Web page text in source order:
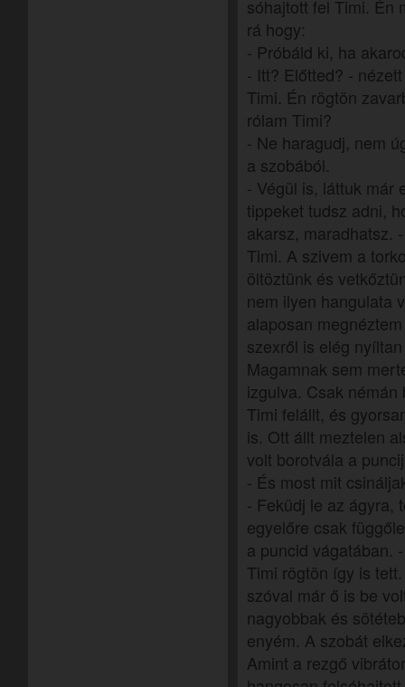
sóhajtott fel Timi. Én
rá hogy:
- Próbáld ki, ha
- Itt? Előtted? -
Timi. Én rögtön
rólam Timi?
- Ne haragudj, nem
a szobából.
- Végül is, láttuk már
tippeket tudsz adni,
akarsz, maradhatsz.
Timi. A szivem a
öltöztünk és
nem ilyen hangulata
alaposan
szexről is elég
Magamnak sem
izgulva. Csak némán
Timi felállt, és
is. Ott állt meztelen
volt borotvála a
- És most mit
- Feküdj le az ágyra,
egyelőre csak
a puncid vágatában.
Timi rögtön így is
szóval már ő is be
nagyobbak és
enyém. A szobát
Amint a rezgő